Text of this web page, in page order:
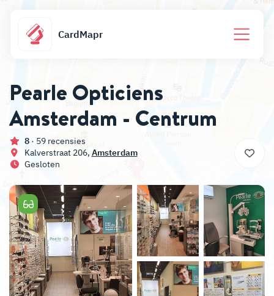
CardMapr
Pearle Opticiens
Amsterdam - Centrum
8 · 59 recensies
Kalverstraat 206, Amsterdam
Gesloten